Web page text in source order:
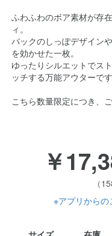
ふわふわのボア素材が存
ィ。
バックのしっぽデザイン
を効かせた一枚。
ゆったりシルエットでス
ッチする万能アウターです
こちら数量限定につき、
￥
（
※アプリから